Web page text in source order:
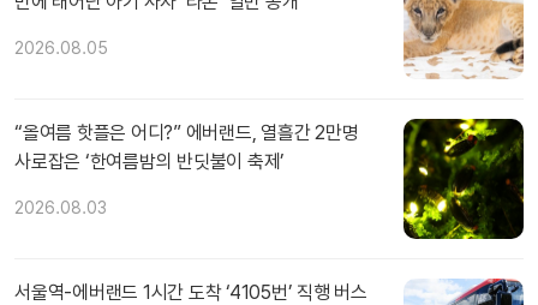
2026.08.05
“올여름 핫플은 어디?” 에버랜드, 열흘간 2만명
사로잡은 ‘한여름밤의 반딧불이 축제’
2026.08.03
서울역-에버랜드 1시간 도착 ‘4105번’ 직행 버스